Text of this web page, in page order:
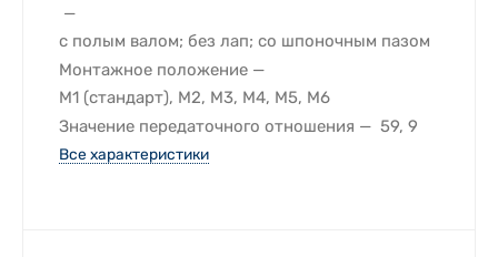
с полым валом; без лап; со шпоночным пазом
Монтажное положение
M1 (стандарт), M2, M3, M4, M5, M6
Значение передаточного отношения
59, 9
Все характеристики